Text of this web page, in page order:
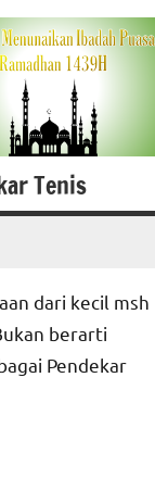
Tenis
dari kecil msh
berarti
Pendekar